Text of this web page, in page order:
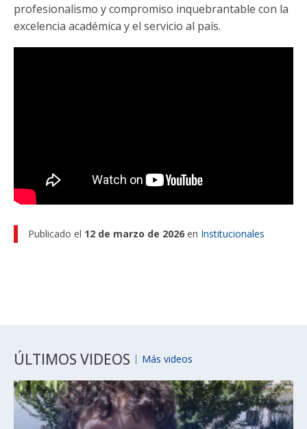
profesionalismo y compromiso inquebrantable con la
excelencia académica y el servicio al país.
Publicado el 12 de marzo de 2026 en Institucionales
ÚLTIMOS VIDEOS Más videos